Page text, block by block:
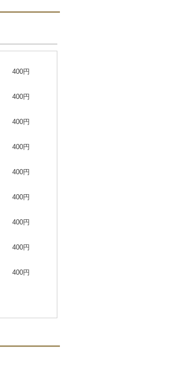
400円
400円
400円
400円
400円
400円
400円
400円
400円